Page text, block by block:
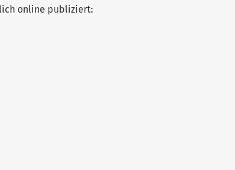
online publiziert: